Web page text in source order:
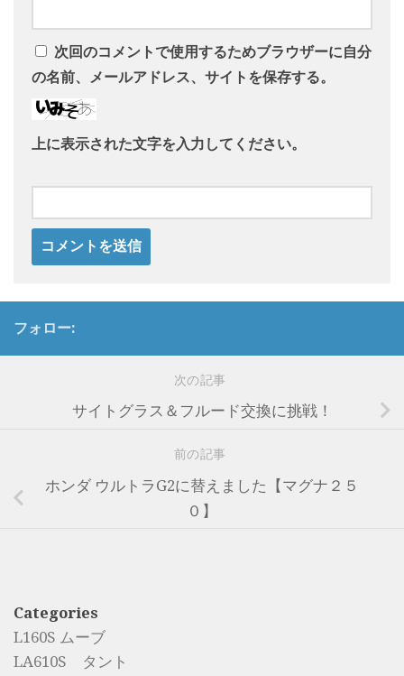
次回のコメントで使用するためブラウザーに自分
の名前、メールアドレス、サイトを保存する。
上に表示された文字を入力してください。
フォロー:
次の記事
サイトグラス＆フルード交換に挑戦！
前の記事
ホンダ ウルトラG2に替えました【マグナ２５
０】
Categories
L160S ムーブ
LA610S タント